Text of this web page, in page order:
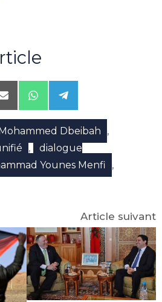
Share
on
Email
Share
on
WhatsApp
Share
on
Telegram
Dbeibah ,
,
dialogue
Younes Menfi ,
Article suivant